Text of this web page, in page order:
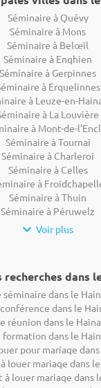
Séminaire à Quévy
Séminaire à Mons
Séminaire à Belœil
Séminaire à Enghien
Séminaire à Gerpinnes
à Erquelinnes
à Leuze-en-
à La Louvière
à Mont-de-
Séminaire à Tournai
Séminaire à Charleroi
Séminaire à Celles
à
Séminaire à Thuin
Séminaire à Péruwelz
Voir plus
recherches dans
séminaire dans le
dans le
réunion dans le
formation dans le
pour mariage
louer mariage dans
à louer mariage dans